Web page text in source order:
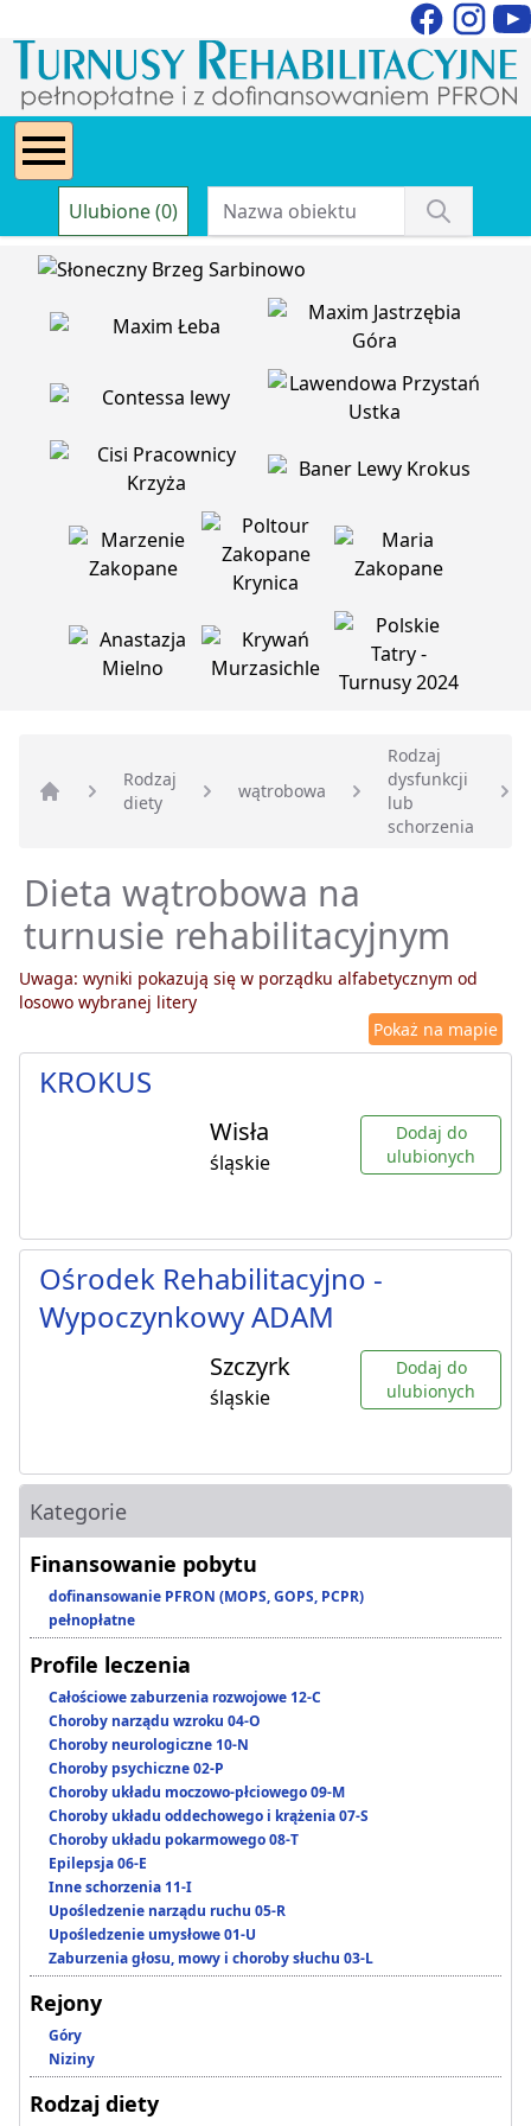
Ulubione (0)
Strona główna
Rodzaj
diety
wątrobowa
Rodzaj
dysfunkcji
lub
schorzenia
Dieta wątrobowa na
turnusie rehabilitacyjnym
Uwaga: wyniki pokazują się w porządku alfabetycznym od
losowo wybranej litery
Pokaż na mapie
KROKUS
Wisła
śląskie
Dodaj do
ulubionych
Ośrodek Rehabilitacyjno -
Wypoczynkowy ADAM
Szczyrk
śląskie
Dodaj do
ulubionych
Kategorie
Finansowanie pobytu
dofinansowanie PFRON (MOPS, GOPS, PCPR)
pełnopłatne
Profile leczenia
Całościowe zaburzenia rozwojowe 12-C
Choroby narządu wzroku 04-O
Choroby neurologiczne 10-N
Choroby psychiczne 02-P
Choroby układu moczowo-płciowego 09-M
Choroby układu oddechowego i krążenia 07-S
Choroby układu pokarmowego 08-T
Epilepsja 06-E
Inne schorzenia 11-I
Upośledzenie narządu ruchu 05-R
Upośledzenie umysłowe 01-U
Zaburzenia głosu, mowy i choroby słuchu 03-L
Rejony
Góry
Niziny
Rodzaj diety